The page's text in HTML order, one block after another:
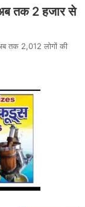
तक 2 हजार से
तक 2,012 लोगों की